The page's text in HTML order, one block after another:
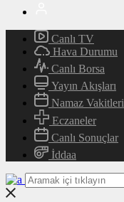
Canlı TV
Hava Durumu
Canlı Borsa
Yayın Akışları
Namaz Vakitleri
Eczaneler
Canlı Sonuçlar
İddaa